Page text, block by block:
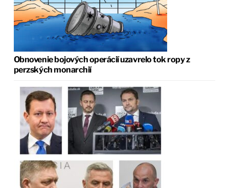
Obnovenie bojových operácií uzavrelo tok ropy z
perzských monarchií